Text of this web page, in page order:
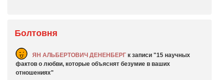
Болтовня
ЯН АЛЬБЕРТОВИЧ ДЕНЕНБЕРГ к записи
15 научных
фактов о любви, которые объяснят безумие в ваших
отношениях